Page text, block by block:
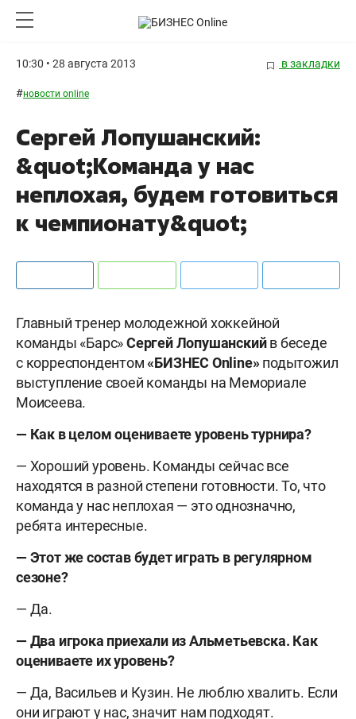
10:30 • 28 августа 2013 в закладки
#новости online
Сергей Лопушанский:
&quot;Команда у нас
неплохая, будем готовиться
к чемпионату&quot;
Главный тренер молодежной хоккейной
команды «Барс»Сергей Лопушанскийв беседе
с корреспондентом«БИЗНЕС Online»подытожил
выступление своей команды на Мемориале
Моисеева.
— Как в целом оцениваете уровень турнира?
— Хороший уровень. Команды сейчас все
находятся в разной степени готовности. То, что
команда у нас неплохая — это однозначно,
ребята интересные.
— Этот же состав будет играть в регулярном
сезоне?
— Да.
— Два игрока приехали из Альметьевска. Как
оцениваете их уровень?
— Да, Васильев и Кузин. Не люблю хвалить. Если
они играют у нас, значит нам подходят.